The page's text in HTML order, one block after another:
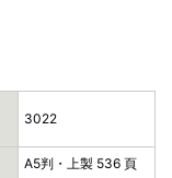
3022
A5判・上製 536 頁